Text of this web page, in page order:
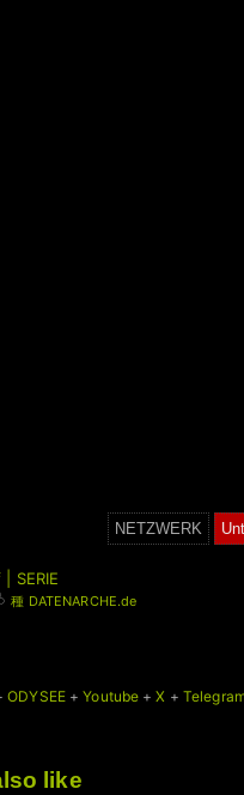
NETZWERK
SERIE
種 DATENARCHE.de
ODYSEE+Youtube +X +
like